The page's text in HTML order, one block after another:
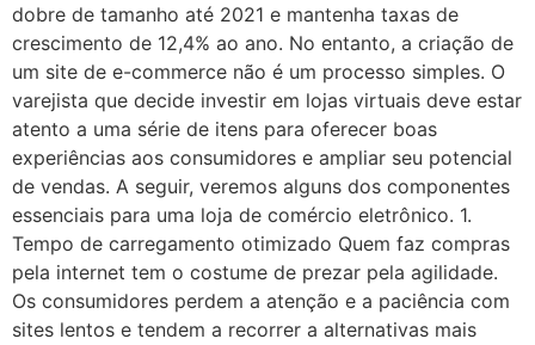
dobre de tamanho até 2021 e mantenha taxas de
crescimento de 12,4% ao ano. No entanto, a criação de
um site de e-commerce não é um processo simples. O
varejista que decide investir em lojas virtuais deve estar
atento a uma série de itens para oferecer boas
experiências aos consumidores e ampliar seu potencial
de vendas. A seguir, veremos alguns dos componentes
essenciais para uma loja de comércio eletrônico. 1.
Tempo de carregamento otimizado Quem faz compras
pela internet tem o costume de prezar pela agilidade.
Os consumidores perdem a atenção e a paciência com
sites lentos e tendem a recorrer a alternativas mais